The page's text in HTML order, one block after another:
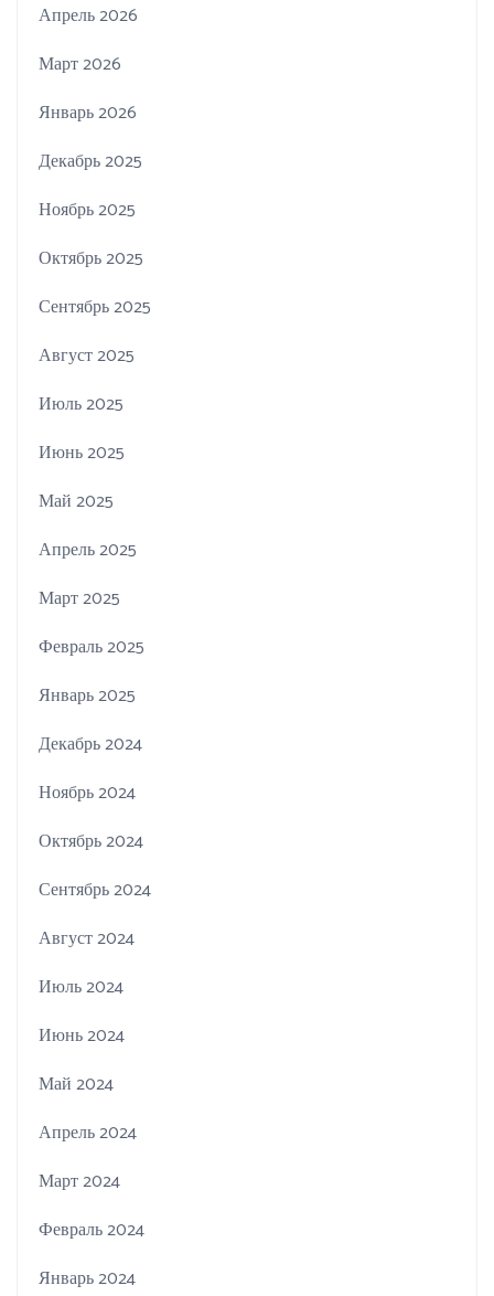
Апрель 2026
Март 2026
Январь 2026
Декабрь 2025
Ноябрь 2025
Октябрь 2025
Сентябрь 2025
Август 2025
Июль 2025
Июнь 2025
Май 2025
Апрель 2025
Март 2025
Февраль 2025
Январь 2025
Декабрь 2024
Ноябрь 2024
Октябрь 2024
Сентябрь 2024
Август 2024
Июль 2024
Июнь 2024
Май 2024
Апрель 2024
Март 2024
Февраль 2024
Январь 2024